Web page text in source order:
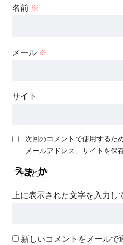
名前 ※
メール ※
サイト
次回のコメントで使用するた
メールアドレス、サイトを保
上に表示された文字を入力し
新しいコメントをメールで